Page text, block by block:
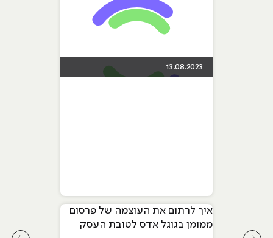
13.08.2023
איך לרתום את העוצמה של פרסום
ממומן בגוגל אדס לטובת העסק